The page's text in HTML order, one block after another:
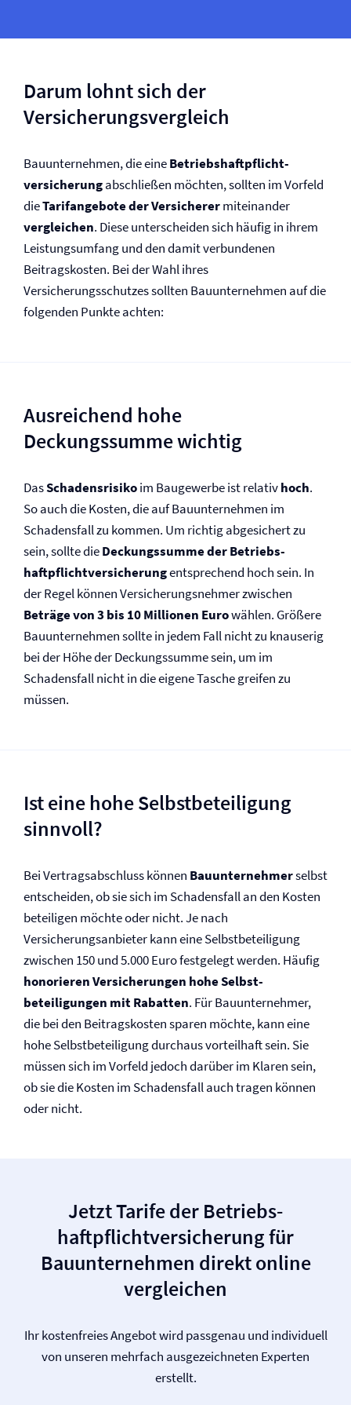
Darum lohnt sich der
Versicherungsvergleich
Bauunternehmen, die eineBetriebs­haftpflicht­
versicherungabschließen möchten, sollten im Vorfeld
dieTarifangebote der Versicherermiteinander
vergleichen. Diese unterscheiden sich häufig in ihrem
Leistungsumfang und den damit verbundenen
Beitragskosten. Bei der Wahl ihres
Versicherungsschutzes sollten Bauunternehmen auf die
folgenden Punkte achten:
Ausreichend hohe
Deckungssumme wichtig
DasSchadensrisikoim Baugewerbe ist relativhoch.
So auch die Kosten, die auf Bauunternehmen im
Schadensfall zu kommen. Um richtig abgesichert zu
sein, sollte dieDeckungssumme der Betriebs­
haftpflicht­versicherungentsprechend hoch sein. In
der Regel können Versicherungsnehmer zwischen
Beträge von 3 bis 10 Millionen Eurowählen. Größere
Bauunternehmen sollte in jedem Fall nicht zu knauserig
bei der Höhe der Deckungssumme sein, um im
Schadensfall nicht in die eigene Tasche greifen zu
müssen.
Ist eine hohe Selbst­beteiligung
sinnvoll?
Bei Vertragsabschluss können Bauunternehmerselbst
entscheiden, ob sie sich im Schadensfall an den Kosten
beteiligen möchte oder nicht. Je nach
Versicherungsanbieter kann eine Selbst­beteiligung
zwischen 150 und 5.000 Euro festgelegt werden. Häufig
honorieren Versicherungen hohe Selbst­
beteiligungen mit Rabatten. Für Bauunternehmer,
die bei den Beitragskosten sparen möchte, kann eine
hohe Selbst­beteiligung durchaus vorteilhaft sein. Sie
müssen sich im Vorfeld jedoch darüber im Klaren sein,
ob sie die Kosten im Schadensfall auch tragen können
oder nicht.
Jetzt Tarife der Betriebs­
haftpflicht­versicherung für
Bauunternehmen direkt online
vergleichen
Ihr kostenfreies Angebot wird passgenau und individuell
von unseren mehrfach ausgezeichneten Experten
erstellt.